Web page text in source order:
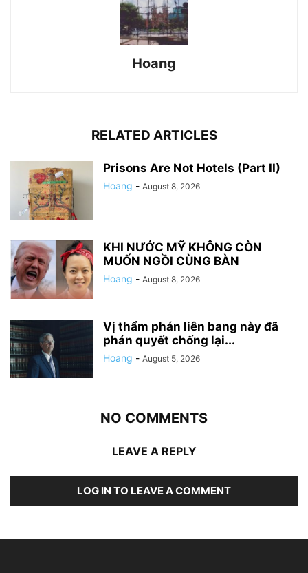
Hoang
RELATED ARTICLES
Prisons Are Not Hotels (Part II)
Hoang - August 8, 2026
KHI NƯỚC MỸ KHÔNG CÒN
MUỐN NGỒI CÙNG BÀN
Hoang - August 8, 2026
Vị thẩm phán liên bang này đã
phán quyết chống lại...
Hoang - August 5, 2026
NO COMMENTS
LEAVE A REPLY
LOG IN TO LEAVE A COMMENT